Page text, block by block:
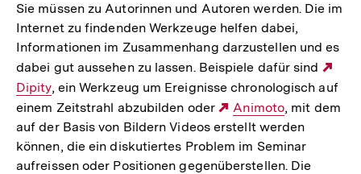
Sie müssen zu Autorinnen und Autoren werden. Die im
Internet zu findenden Werkzeuge helfen dabei,
Informationen im Zusammenhang darzustellen und es
dabei gut aussehen zu lassen. Beispiele dafür sind
Dipity, ein Werkzeug um Ereignisse chronologisch auf
einem Zeitstrahl abzubilden oder
Externer
Link:
Animoto, mit dem
auf der Basis von Bildern Videos erstellt werden
können, die ein diskutiertes Problem im Seminar
aufreissen oder Positionen gegenüberstellen. Die